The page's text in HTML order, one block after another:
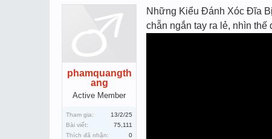
phamquangth
ang
Active Member
Tham gia:
13/2/25
Bài viết:
75,111
Thích đã nhận:
0
Những Kiểu Đánh Xóc Đĩa
chẵn ngắn tay ra lẻ, nhìn